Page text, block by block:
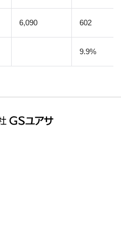
6,090 602
9.9%